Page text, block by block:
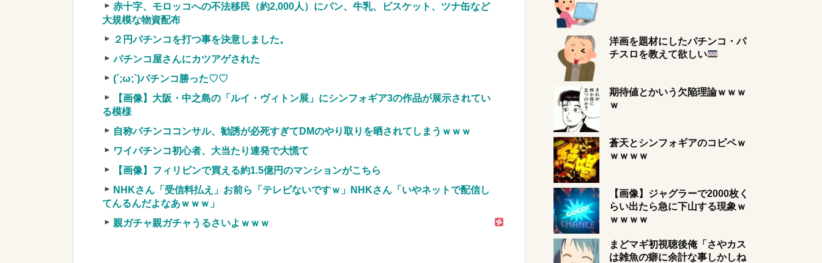
【驚愕】ユーチューバー「撮影で使うから、この高級時計も車もぜ～んぶ経費でタダ！
ｗ」←まさかコレ本気にしてる奴なんておらんよな？よな？w w w w w w w w w w
w NEW!
【画像】ワイ「アルファードいいなあ。買いに行くか」店員「ほいっ見積もりな！」ワ
イ「金額おかしくね？」←お前らもそう思うよな？？？？？
まーす」→その後『こう』なったんだが俺悪くないよな？？？？？？？？ NEW!
実質確率という罠
車上のテントでキャンプ 民泊施設が車のレンタル 五所川原 青森
【競馬・難解】6/30(水)第44回帝王賞(JpnI) Part6 みんなの予想
名機が生まれなかった悲しい枠
赤十字、モロッコへの不法移民（約2,000人）にパン、牛乳、ビスケット、ツナ缶など
大規模な物資配布
２円パチンコを打つ事を決意しました。
パチンコ屋さんにカツアゲされた
(´;ω;`)パチンコ勝った♡♡
【画像】大阪・中之島の「ルイ・ヴィトン展」にシンフォギア3の作品が展示されてい
る模様
自称パチンココンサル、勧誘が必死すぎてDMのやり取りを晒されてしまうｗｗｗ
ワイパチンコ初心者、大当たり連発で大慌て
【画像】フィリピンで買える約1.5億円のマンションがこちら
NHKさん「受信料払え」お前ら「テレビないですｗ」NHKさん「いやネットで配信し
てんるんだよなあｗｗｗ」
親ガチャ親ガチャうるさいよｗｗｗ
洋画を題材にしたパチンコ・パ
チスロを教えて欲しい
期待値とかいう欠陥理論ｗｗｗ
ｗ
蒼天とシンフォギアのコピペｗ
ｗｗｗｗ
【画像】ジャグラーで2000枚く
らい出たら急に下山する現象ｗ
ｗｗｗｗ
まどマギ初視聴後俺「さやカス
は雑魚の癖に余計な事しかしね